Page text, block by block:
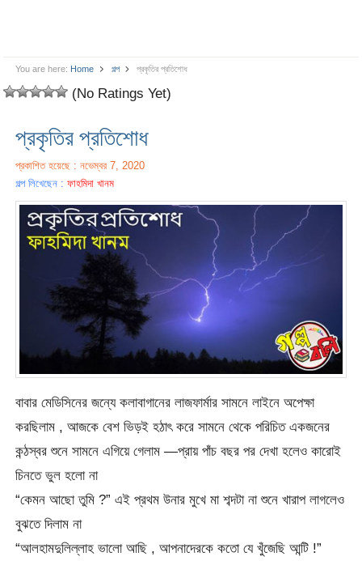
You are here: Home গল্প প্রকৃতির প্রতিশোধ
(No Ratings Yet)
প্রকৃতির প্রতিশোধ
প্রকাশিত হয়েছে : নভেম্বর 7, 2020
গল্প লিখেছেন :ফাহমিদা খানম
বাবার মেডিসিনের জন্যে কলাবাগানের লাজফার্মার সামনে লাইনে অপেক্ষা
করছিলাম , আজকে বেশ ভিড়ই হঠাৎ করে সামনে থেকে পরিচিত একজনের
কন্ঠস্বর শুনে সামনে এগিয়ে গেলাম —প্রায় পাঁচ বছর পর দেখা হলেও কারোই
চিনতে ভুল হলো না
“কেমন আছো তুমি ?” এই প্রথম উনার মুখে মা শব্দটা না শুনে খারাপ লাগলেও
বুঝতে দিলাম না
“আলহামদুলিল্লাহ ভালো আছি , আপনাদেরকে কতো যে খুঁজেছি আন্টি !”